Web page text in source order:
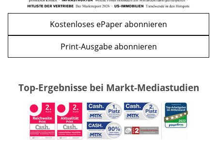
Kostenloses ePaper abonnieren
Print-Ausgabe abonnieren
Top-Ergebnisse bei Markt-Mediastudien